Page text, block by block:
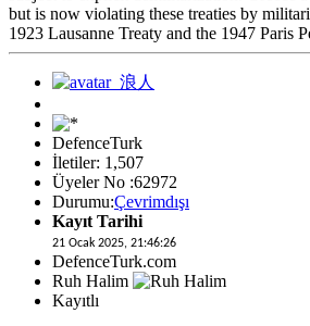
but is now violating these treaties by
1923 Lausanne Treaty and the 1947 Paris
DefenceTurk
İletiler: 1,507
Üyeler No :62972
Durumu:Çevrimdışı
Kayıt Tarihi
21 Ocak 2025, 21:46:26
DefenceTurk.com
Ruh Halim
Kayıtlı